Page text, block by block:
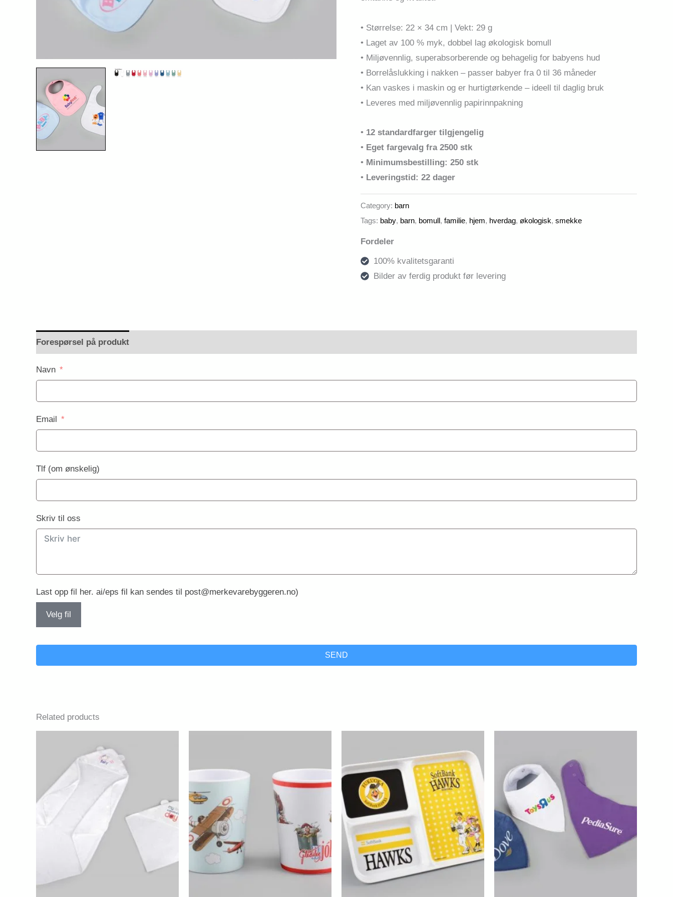
• Størrelse: 22 × 34 cm | Vekt: 29 g
• Laget av 100 % myk, dobbel lag økologisk bomull
• Miljøvennlig, superabsorberende og behagelig for babyens hud
• Borrelåslukking i nakken – passer babyer fra 0 til 36 måneder
• Kan vaskes i maskin og er hurtigtørkende – ideell til daglig bruk
• Leveres med miljøvennlig papirinnpakning
• 12 standardfarger tilgjengelig
• Eget fargevalg fra 2500 stk
• Minimumsbestilling: 250 stk
• Leveringstid: 22 dager
Category: barn
Tags: baby, barn, bomull, familie, hjem, hverdag, økologisk, smekke
Fordeler
100% kvalitetsgaranti
Bilder av ferdig produkt før levering
Forespørsel på produkt
Navn
Email
Tlf (om ønskelig)
Skriv til oss
Last opp fil her. ai/eps fil kan sendes til post@merkevarebyggeren.no)
Velg fil
SEND
Related products